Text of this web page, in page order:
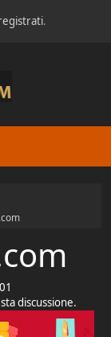
.
discussione.